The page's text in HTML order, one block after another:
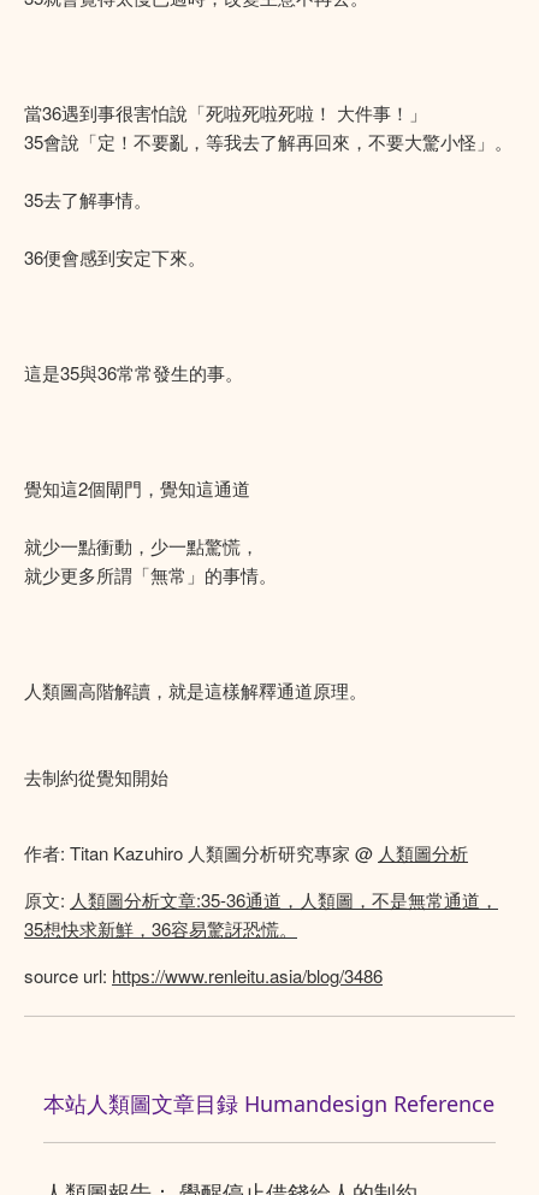
當36遇到事很害怕說「死啦死啦死啦！ 大件事！」
35會說「定！不要亂，等我去了解再回來，不要大驚小怪」。
35去了解事情。
36便會感到安定下來。
這是35與36常常發生的事。
覺知這2個閘門，覺知這通道
就少一點衝動，少一點驚慌，
就少更多所謂「無常」的事情。
人類圖高階解讀，就是這樣解釋通道原理。
去制約從覺知開始
作者: Titan Kazuhiro 人類圖分析研究專家 @ 人類圖分析
原文: 人類圖分析文章:35-36通道，人類圖，不是無常通道，
35想快求新鮮，36容易驚訝恐慌。
source url: https://www.renleitu.asia/blog/3486
本站人類圖文章目録 Humandesign Reference